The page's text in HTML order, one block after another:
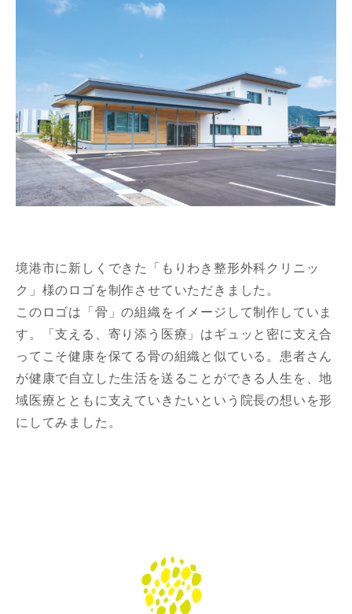
境港市に新しくできた「もりわき整形外科クリニッ
ク」様のロゴを制作させていただきました。
このロゴは「骨」の組織をイメージして制作していま
す。「支える、寄り添う医療」はギュッと密に支え合
ってこそ健康を保てる骨の組織と似ている。患者さん
が健康で自立した生活を送ることができる人生を、地
域医療とともに支えていきたいという院長の想いを形
にしてみました。